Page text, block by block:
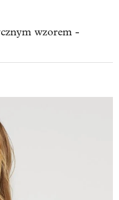
wzorem -